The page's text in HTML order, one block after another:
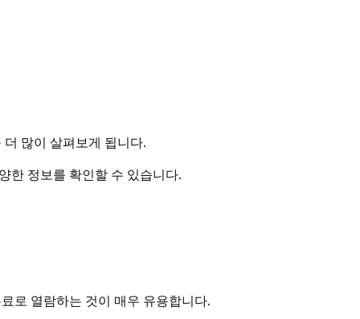
많이 살펴보게 됩니다.
한 정보를 확인할 수 있습니다.
로 열람하는 것이 매우 유용합니다.